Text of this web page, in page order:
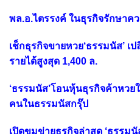
พล.อ.ไตรรงค์ ในธุรกิจรักษาค
เช็กธุรกิจขายหวย‘ธรรมนัส’
รายได้สูงสุด 1,400 ล.
‘ธรรมนัส’โอนหุ้นธุรกิจค้าหวย
คนในธรรมนัสกรุ๊ป
เปิดขุมข่ายธุรกิจล่าสุด ‘ธรรม